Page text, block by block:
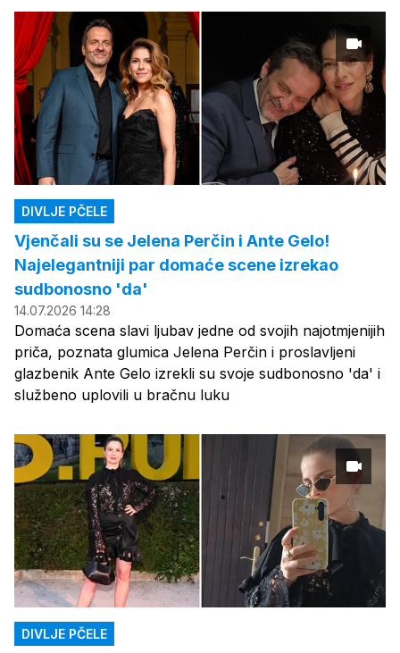
DIVLJE PČELE
Vjenčali su se Jelena Perčin i Ante Gelo!
Najelegantniji par domaće scene izrekao
sudbonosno 'da'
14.07.2026 14:28
Domaća scena slavi ljubav jedne od svojih najotmjenijih
priča, poznata glumica Jelena Perčin i proslavljeni
glazbenik Ante Gelo izrekli su svoje sudbonosno 'da' i
službeno uplovili u bračnu luku
DIVLJE PČELE